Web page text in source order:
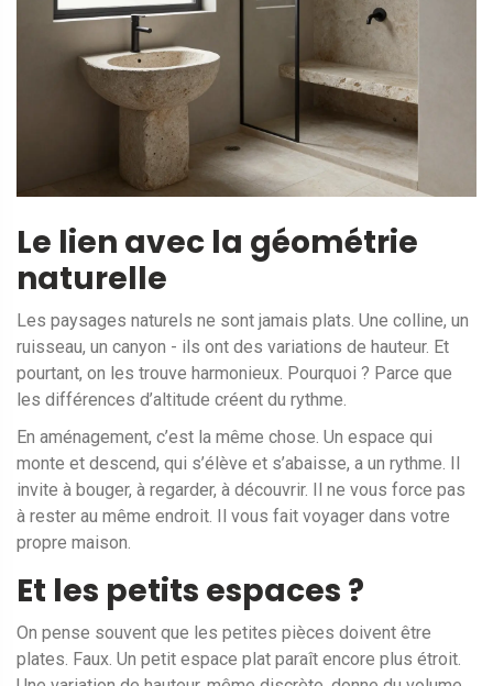
Le lien avec la géométrie
naturelle
Les paysages naturels ne sont jamais plats. Une colline, un
ruisseau, un canyon - ils ont des variations de hauteur. Et
pourtant, on les trouve harmonieux. Pourquoi ? Parce que
les différences d’altitude créent du rythme.
En aménagement, c’est la même chose. Un espace qui
monte et descend, qui s’élève et s’abaisse, a un rythme. Il
invite à bouger, à regarder, à découvrir. Il ne vous force pas
à rester au même endroit. Il vous fait voyager dans votre
propre maison.
Et les petits espaces ?
On pense souvent que les petites pièces doivent être
plates. Faux. Un petit espace plat paraît encore plus étroit.